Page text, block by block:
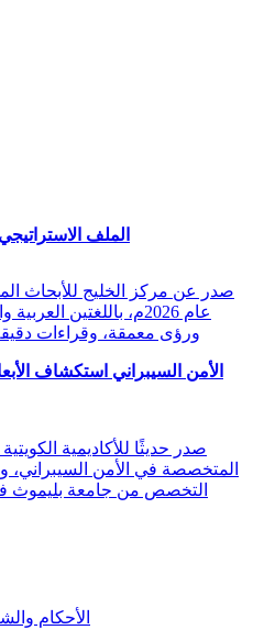
الملف الاستراتيجي
صدر عن مركز الخليج للأبحاث
عام 2026م، باللغتين
ورؤى معمقة، وقراءات
الأمن السيبراني استكشاف
المتخصصة في الأمن السيبراني،
التخصص من جامعة بليموث
الأحكام